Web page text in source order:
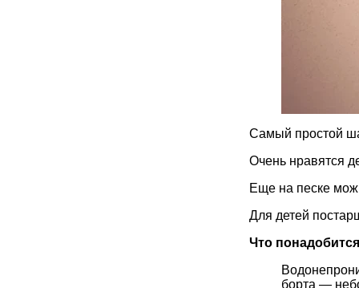
Самый простой
Очень нравятся
Еще на песке
Для детей
Что
борта —